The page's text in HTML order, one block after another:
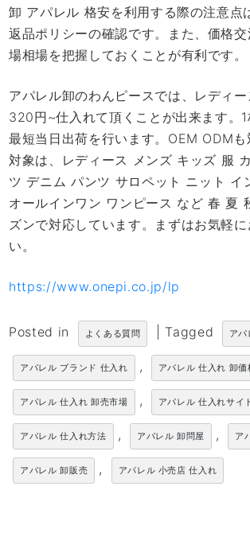
卸 アパレル 格安を利用する際の注意点
返品ポリシーの確認です。また、価格
場相場を把握しておくことが有利です。
アパレル卸のわんピースでは、レディ
320円~仕入れて頂くことが出来ます。1
最短当日出荷を行います。OEM ODMも
対象は、レディース メンズ キッズ 服
ツ デニム パンツ サロペット ニット イ
オールインワン ワンピース など 春 夏
ズンで対応しています。まずはお気軽
い。
https://www.onepi.co.jp/lp
Posted in よくある質問 Tagged ア
アパレル ブランド 仕入れ , アパレル 仕入れ 卸価
アパレル 仕入れ 卸売市場 , アパレル 仕入れサイ
アパレル 仕入れ方法 , アパレル 卸問屋 , ア
アパレル 卸販売 , アパレル 小売店 仕入れ